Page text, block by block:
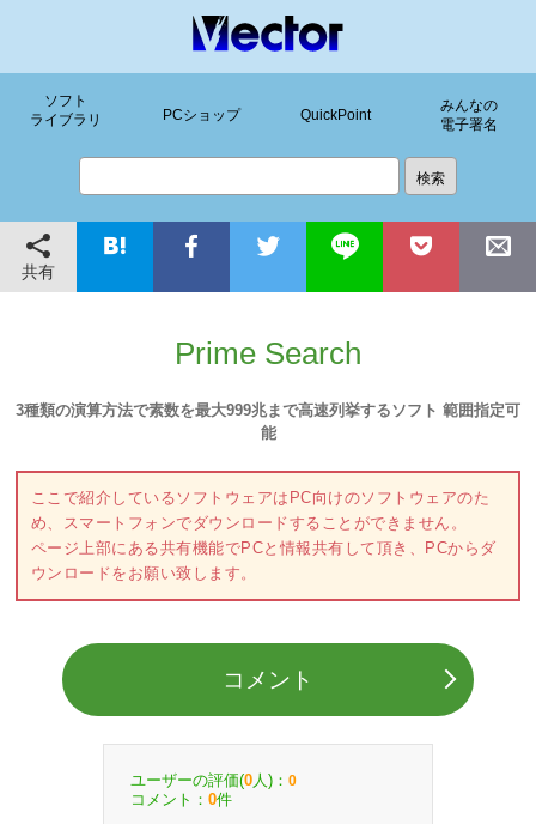
ソフト
ライブラリ
PCショップ QuickPoint
みんなの
電子署名
共有
Prime Search
3種類の演算方法で素数を最大999兆まで高速列挙するソフト 範囲指定可
能
ここで紹介しているソフトウェアはPC向けのソフトウェアのた
め、スマートフォンでダウンロードすることができません。
ページ上部にある共有機能でPCと情報共有して頂き、PCからダ
ウンロードをお願い致します。
コメント
ユーザーの評価(0 人)： 0
コメント： 0件